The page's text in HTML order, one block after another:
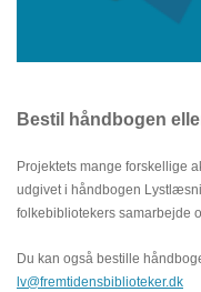
Bestil håndbogen
Projektets mange forskellige
udgivet i håndbogen
folkebibliotekers samarbejde
Du kan også bestille
lv@fremtidensbiblioteker.dk